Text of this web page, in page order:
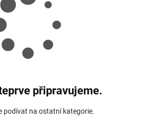
připravujeme.
podívat na ostatní kategorie.